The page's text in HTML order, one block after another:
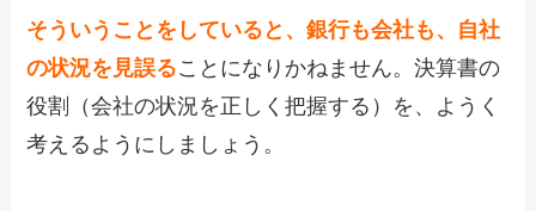
そういうことをしていると、銀行も会社も、自社
の状況を見誤ることになりかねません。決算書の
役割（会社の状況を正しく把握する）を、ようく
考えるようにしましょう。